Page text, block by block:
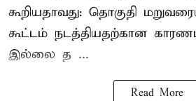
கூறியதாவது: தொகுதி
கூட்டம் நடத்தியதற்கான
இல்லை த ...
Read More